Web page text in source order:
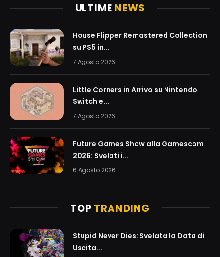
ULTIME NEWS
House Flipper Remastered Collection
su PS5 in...
7 Agosto 2026
Little Corners in Arrivo su Nintendo
Switch e...
7 Agosto 2026
Future Games Show alla Gamescom
2026: Svelati i...
6 Agosto 2026
TOP TRANDING
Stupid Never Dies: Svelata la Data di
Uscita...